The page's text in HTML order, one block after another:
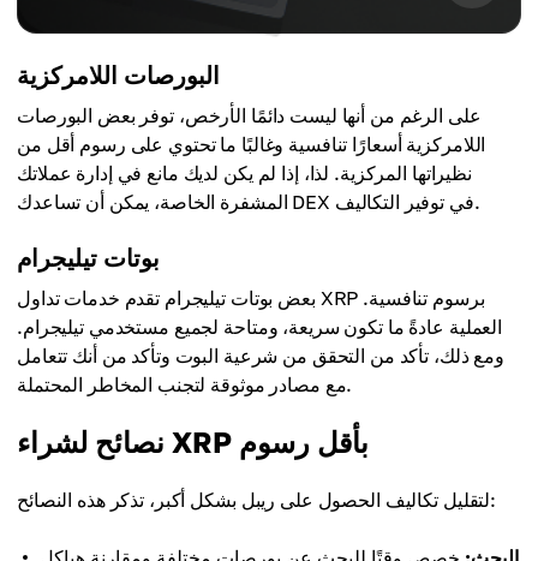
البورصات اللامركزية
على الرغم من أنها ليست دائمًا الأرخص، توفر بعض البورصات
اللامركزية أسعارًا تنافسية وغالبًا ما تحتوي على رسوم أقل من
نظيراتها المركزية. لذا، إذا لم يكن لديك مانع في إدارة عملاتك
المشفرة الخاصة، يمكن أن تساعدك DEX في توفير التكاليف.
بوتات تيليجرام
بعض بوتات تيليجرام تقدم خدمات تداول XRP برسوم تنافسية.
العملية عادةً ما تكون سريعة، ومتاحة لجميع مستخدمي تيليجرام.
ومع ذلك، تأكد من التحقق من شرعية البوت وتأكد من أنك تتعامل
مع مصادر موثوقة لتجنب المخاطر المحتملة.
نصائح لشراء XRP بأقل رسوم
لتقليل تكاليف الحصول على ريبل بشكل أكبر، تذكر هذه النصائح: